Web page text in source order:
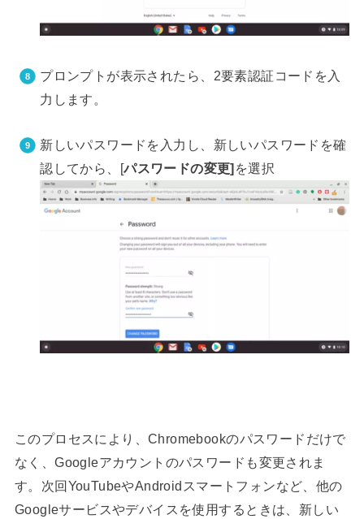
プロンプトが表示されたら、2要素認証コードを入
力します。
新しいパスワードを入力し、新しいパスワードを確
認してから、[パスワードの変更]を選択
このプロセスにより、Chromebookのパスワードだけで
なく、Googleアカウントのパスワードも変更されま
す。次回YouTubeやAndroidスマートフォンなど、他の
Googleサービスやデバイスを使用するときは、新しい